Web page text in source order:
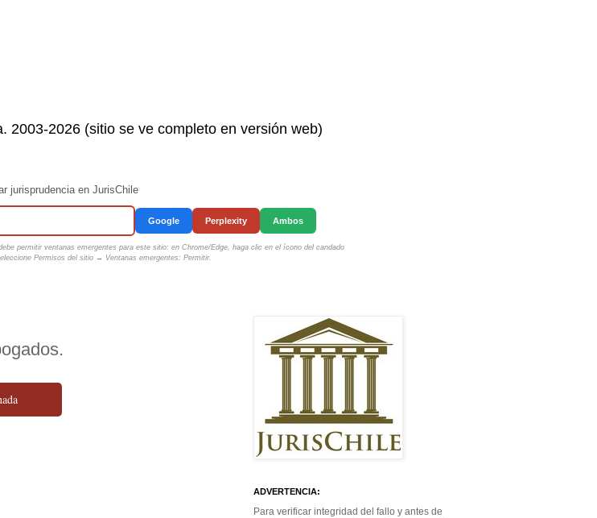
2003-2026 (sitio se ve completo en versión web)
jurisprudencia en JurisChile
Google Perplexity Ambos
permitir ventanas emergentes para este sitio: en Chrome/Edge, haga clic en el ícono del candado
Permisos del sitio → Ventanas emergentes: Permitir.
ADVERTENCIA:
Para verificar integridad del fallo y antes de